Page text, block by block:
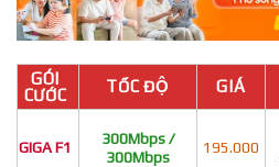
GÓI
CƯỚC
TỐC ĐỘ GIÁ
GIGA F1
300Mbps /
300Mbps
195.000